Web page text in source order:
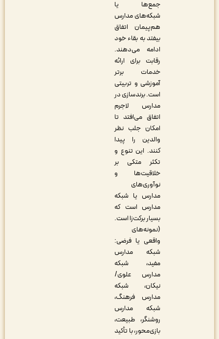
جمع‌ها یا
شبکه‌های مدارس
هم‌پیمان اتفاق
بیفتد به بقاء خود
ادامه می‌دهند.
رقابت برای ارائه
خدمات برتر
آموزشی و تربیتی
است. برندسازی در
مدارس لاجرم
اتفاق می‌افتد تا
امکان جلب نظر
والدین را پیدا
کنند. این تنوع و
تکثر متکی بر
خلاقیت‌ها و
نوآوری‌های
مدارس یا شبکه
مدارس است که
بسیار برکت‌زا است.
(نمونه‌های
واقعی یا فرضی:
شبکه مدارس
مفید، شبکه
مدارس علوی/
نیکان، شبکه
مدارس فرهنگ،
شبکه مدارس
روشنگر، طبیعت،
بازی‌محور، با تأکید